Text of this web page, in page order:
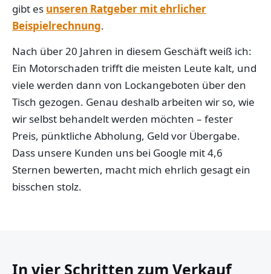
gibt es unseren Ratgeber mit ehrlicher
Beispielrechnung.
Nach über 20 Jahren in diesem Geschäft weiß ich:
Ein Motorschaden trifft die meisten Leute kalt, und
viele werden dann von Lockangeboten über den
Tisch gezogen. Genau deshalb arbeiten wir so, wie
wir selbst behandelt werden möchten – fester
Preis, pünktliche Abholung, Geld vor Übergabe.
Dass unsere Kunden uns bei Google mit 4,6
Sternen bewerten, macht mich ehrlich gesagt ein
bisschen stolz.
In vier Schritten zum Verkauf